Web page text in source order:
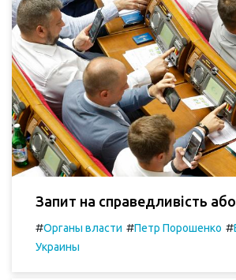
Запит на справедливість
#Органы власти #Петр Порошенко #
Украины